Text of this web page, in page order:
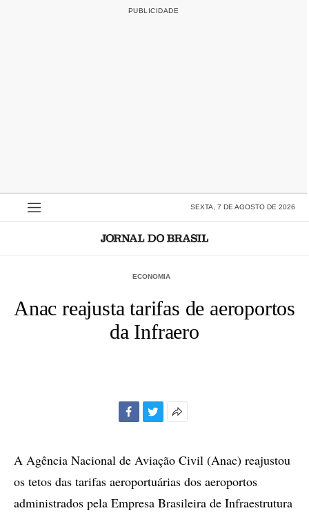
SEXTA, 7 DE AGOSTO DE 2026
ECONOMIA
Anac reajusta tarifas de aeroportos
da Infraero
compartilhamento
A Agência Nacional de Aviação Civil (Anac) reajustou
os tetos das tarifas aeroportuárias dos aeroportos
administrados pela Empresa Brasileira de Infraestrutura